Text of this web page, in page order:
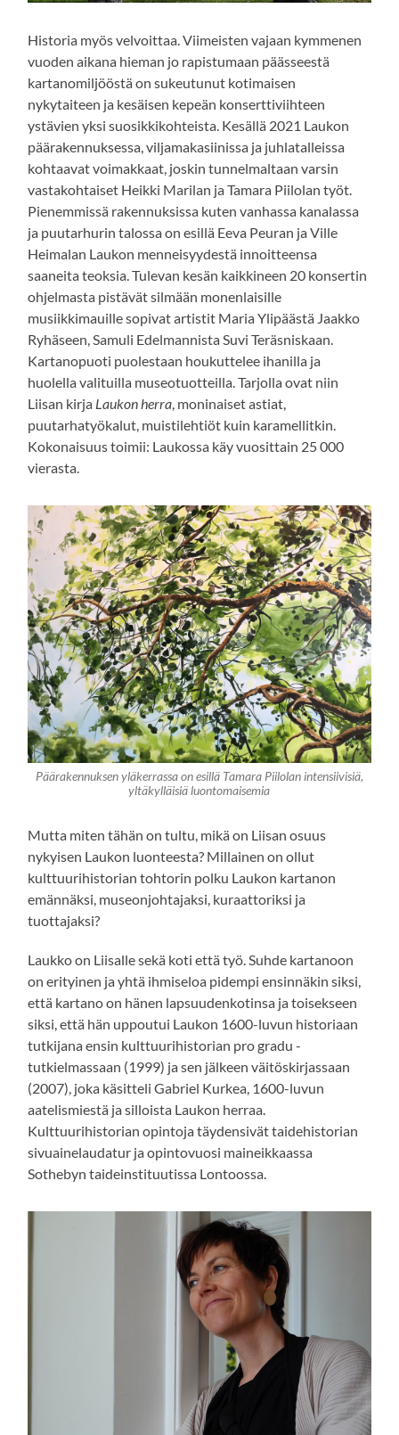
Historia myös velvoittaa. Viimeisten vajaan kymmenen
vuoden aikana hieman jo rapistumaan päässeestä
kartanomiljööstä on sukeutunut kotimaisen
nykytaiteen ja kesäisen kepeän konserttiviihteen
ystävien yksi suosikkikohteista. Kesällä 2021 Laukon
päärakennuksessa, viljamakasiinissa ja juhlatalleissa
kohtaavat voimakkaat, joskin tunnelmaltaan varsin
vastakohtaiset Heikki Marilan ja Tamara Piilolan työt.
Pienemmissä rakennuksissa kuten vanhassa kanalassa
ja puutarhurin talossa on esillä Eeva Peuran ja Ville
Heimalan Laukon menneisyydestä innoitteensa
saaneita teoksia. Tulevan kesän kaikkineen 20 konsertin
ohjelmasta pistävät silmään monenlaisille
musiikkimauille sopivat artistit Maria Ylipäästä Jaakko
Ryhäseen, Samuli Edelmannista Suvi Teräsniskaan.
Kartanopuoti puolestaan houkuttelee ihanilla ja
huolella valituilla museotuotteilla. Tarjolla ovat niin
Liisan kirja Laukon herra, moninaiset astiat,
puutarhatyökalut, muistilehtiöt kuin karamellitkin.
Kokonaisuus toimii: Laukossa käy vuosittain 25 000
vierasta.
Päärakennuksen yläkerrassa on esillä Tamara Piilolan intensiivisiä,
yltäkylläisiä luontomaisemia
Mutta miten tähän on tultu, mikä on Liisan osuus
nykyisen Laukon luonteesta? Millainen on ollut
kulttuurihistorian tohtorin polku Laukon kartanon
emännäksi, museonjohtajaksi, kuraattoriksi ja
tuottajaksi?
Laukko on Liisalle sekä koti että työ. Suhde kartanoon
on erityinen ja yhtä ihmiseloa pidempi ensinnäkin siksi,
että kartano on hänen lapsuudenkotinsa ja toisekseen
siksi, että hän uppoutui Laukon 1600-luvun historiaan
tutkijana ensin kulttuurihistorian pro gradu -
tutkielmassaan (1999) ja sen jälkeen väitöskirjassaan
(2007), joka käsitteli Gabriel Kurkea, 1600-luvun
aatelismiestä ja silloista Laukon herraa.
Kulttuurihistorian opintoja täydensivät taidehistorian
sivuainelaudatur ja opintovuosi maineikkaassa
Sothebyn taideinstituutissa Lontoossa.